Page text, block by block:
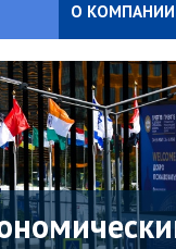
О КОМПАНИИ